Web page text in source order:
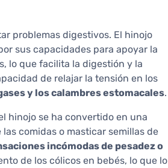
problemas digestivos. El hinojo
sus capacidades para apoyar la
lo que facilita la digestión y la
de relajar la tensión en los
y los calambres estomacales.
hinojo se ha convertido en una
comidas o masticar semillas de
incómodas de pesadez o
de los cólicos en bebés, lo que lo